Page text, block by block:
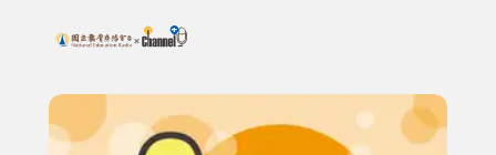
上方功能區塊
搜尋關鍵字：可輸入節目名稱、主持人或關鍵字